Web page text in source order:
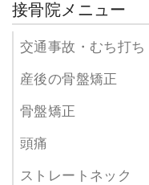
接骨院メニュー
交通事故・むち打ち
産後の骨盤矯正
骨盤矯正
頭痛
ストレートネック